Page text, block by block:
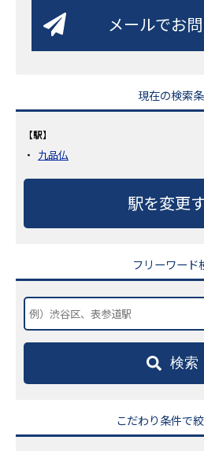
メールでお
現在の検索
【駅】
九品仏
駅を変更
フリーワード
検索
こだわり条件で